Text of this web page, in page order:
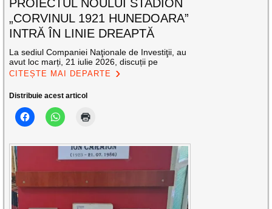
PROIECTUL NOULUI STADION
„CORVINUL 1921 HUNEDOARA”
INTRĂ ÎN LINIE DREAPTĂ
La sediul Companiei Naţionale de Investiţii, au
avut loc marți, 21 iulie 2026, discuții pe
CITEȘTE MAI DEPARTE
Distribuie acest articol